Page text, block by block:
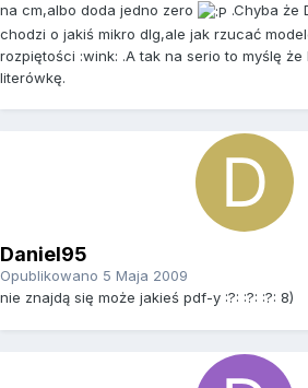
na cm,albo doda jedno zero
.Chyba że
chodzi o jakiś mikro dlg,ale jak rzucać
rozpiętości :wink: .A tak na serio to myślę
literówkę.
Daniel95
Opublikowano 5 Maja 2009
nie znajdą się może jakieś pdf-y :?: :?: :?: 8)